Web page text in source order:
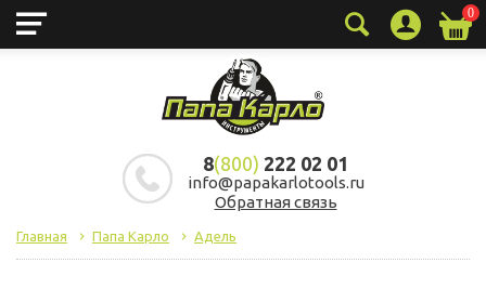
0
8(800) 222 02 01
info@papakarlotools.ru
Обратная связь
Главная Папа Карло Адель